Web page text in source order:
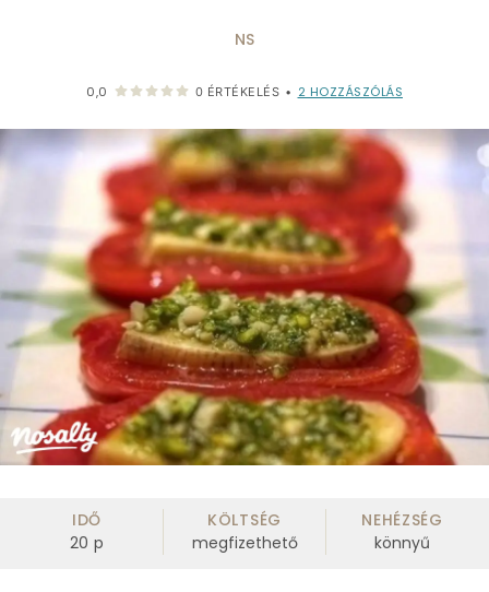
NS
0,0 0 ÉRTÉKELÉS • 2 HOZZÁSZÓLÁS
IDŐ
20 p
KÖLTSÉG
megfizethető
NEHÉZSÉG
könnyű